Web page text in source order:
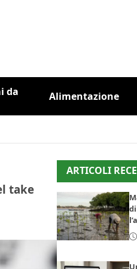
da Alimentazione
take
ARTICOLI